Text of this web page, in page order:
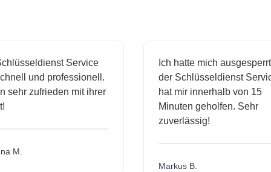
Service
und professionell.
zufrieden mit ihrer
M.
Ich hatte mich ausgesperrt
der Schlüsseldienst
hat mir innerhalb von 15
Minuten geholfen. Sehr
zuverlässig!
Markus B.